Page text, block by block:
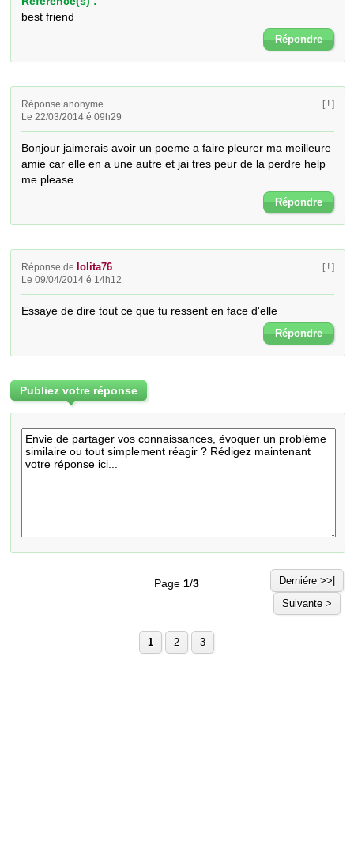
best friend
Répondre
Réponse anonyme
Le 22/03/2014 é 09h29
[ ! ]
Bonjour jaimerais avoir un poeme a faire pleurer ma meilleure
amie car elle en a une autre et jai tres peur de la perdre help
me please
Répondre
Réponse de lolita76
Le 09/04/2014 é 14h12
[ ! ]
Essaye de dire tout ce que tu ressent en face d'elle
Répondre
Publiez votre réponse
Page 1/3
Derniére >>|
Suivante >
1 2 3